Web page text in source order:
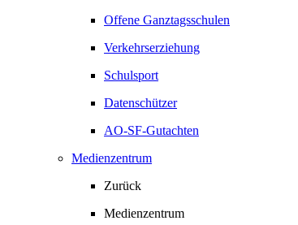
Offene Ganztagsschulen
Verkehrserziehung
Schulsport
Datenschützer
AO-SF-Gutachten
Medienzentrum
Zurück
Medienzentrum